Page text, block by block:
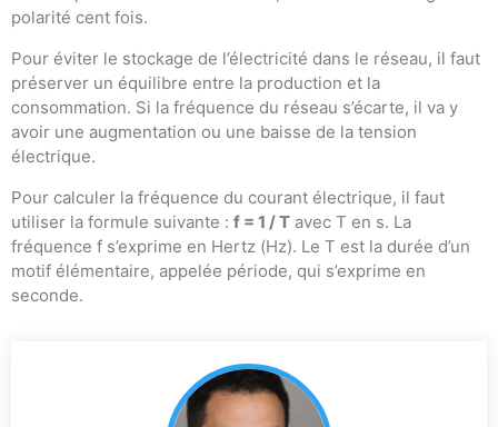
polarité cent fois.
Pour éviter le stockage de l’électricité dans le réseau, il faut
préserver un équilibre entre la production et la
consommation. Si la fréquence du réseau s’écarte, il va y
avoir une augmentation ou une baisse de la tension
électrique.
Pour calculer la fréquence du courant électrique, il faut
utiliser la formule suivante : f = 1 / T avec T en s. La
fréquence f s’exprime en Hertz (Hz). Le T est la durée d’un
motif élémentaire, appelée période, qui s’exprime en
seconde.